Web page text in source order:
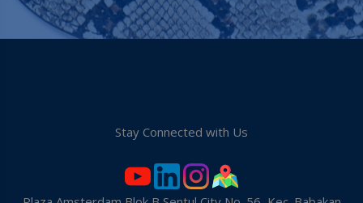
Stay Connected with Us